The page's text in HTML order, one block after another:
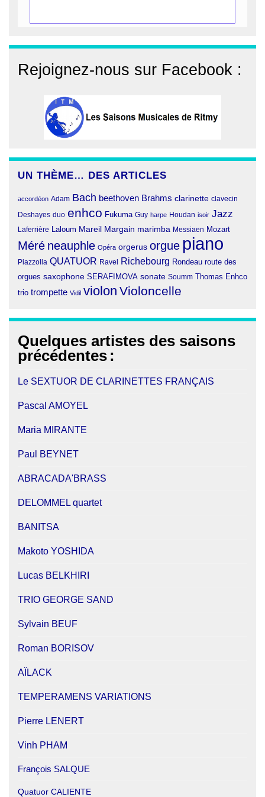
Rejoignez-nous sur Facebook :
UN THÈME… DES ARTICLES
accordéon Adam Bach beethoven Brahms clarinette clavecin
Deshayes duo enhco Fukuma Guy harpe Houdan isoir Jazz
Laferrière Laloum Mareil Margain marimba Messiaen Mozart
Méré neauphle Opéra orgerus orgue piano
Piazzolla QUATUOR Ravel Richebourg Rondeau route des
orgues saxophone SERAFIMOVA sonate Soumm Thomas Enhco
trio trompette Vidil violon Violoncelle
Quelques artistes des saisons
précédentes :
Le SEXTUOR DE CLARINETTES FRANÇAIS
Pascal AMOYEL
Maria MIRANTE
Paul BEYNET
ABRACADA'BRASS
DELOMMEL quartet
BANITSA
Makoto YOSHIDA
Lucas BELKHIRI
TRIO GEORGE SAND
Sylvain BEUF
Roman BORISOV
AÏLACK
TEMPERAMENS VARIATIONS
Pierre LENERT
Vinh PHAM
François SALQUE
Quatuor CALIENTE